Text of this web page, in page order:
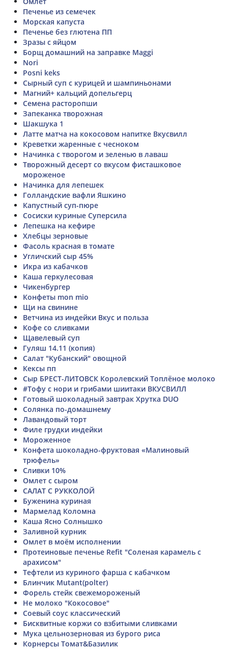
Печенье из семечек
Морская капуста
Печенье без глютена ПП
Зразы с яйцом
Борщ домашний на заправке Maggi
Nori
Posni keks
Сырный суп с курицей и шампиньонами
Магний+ кальций допельгерц
Семена расторопши
Запеканка творожная
Шакшука 1
Латте матча на кокосовом напитке Вкусвилл
Креветки жаренные с чесноком
Начинка с творогом и зеленью в лаваш
Творожный десерт со вкусом фисташковое
мороженое
Начинка для лепешек
Голландские вафли Яшкино
Капустный суп-пюре
Сосиски куриные Суперсила
Лепешка на кефире
Хлебцы зерновые
Фасоль красная в томате
Угличский сыр 45%
Икра из кабачков
Каша геркулесовая
Чикенбургер
Конфеты mon mio
Щи на свинине
Ветчина из индейки Вкус и польза
Кофе со сливками
Щавелевый суп
Гуляш 14.11 (копия)
Салат "Кубанский" овощной
Кексы пп
Сыр БРЕСТ-ЛИТОВСК Королевский Топлёное молоко
#Тофу с нори и грибами шиитаки ВКУСВИЛЛ
Готовый шоколадный завтрак Хрутка DUO
Солянка по-домашнему
Лавандовый торт
Филе грудки индейки
Мороженное
Конфета шоколадно-фруктовая «Малиновый
трюфель»
Сливки 10%
Омлет с сыром
САЛАТ С РУККОЛОЙ
Буженина куриная
Мармелад Коломна
Каша Ясно Солнышко
Заливной курник
Омлет в моём исполнении
Протеиновые печенье Refit "Соленая карамель с
арахисом"
Тефтели из куриного фарша с кабачком
Блинчик Mutant(polter)
Форель стейк свежемороженый
Не молоко "Кокосовое"
Соевый соус классический
Бисквитные коржи со взбитыми сливками
Мука цельнозерновая из бурого риса
Корнерсы Томат&Базилик